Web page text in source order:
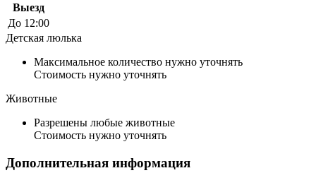
Выезд
До 12:00
Детская люлька
Максимальное количество нужно уточнять
Стоимость нужно уточнять
Животные
Разрешены любые животные
Стоимость нужно уточнять
Дополнительная информация